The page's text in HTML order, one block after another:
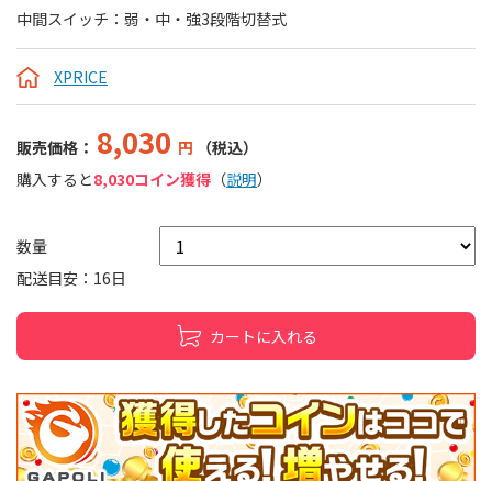
中間スイッチ：弱・中・強3段階切替式
XPRICE
販売価格： 8,030 円
（税込）
購入すると8,030コイン獲得 （説明）
数量
配送目安：16日
カートに入れる